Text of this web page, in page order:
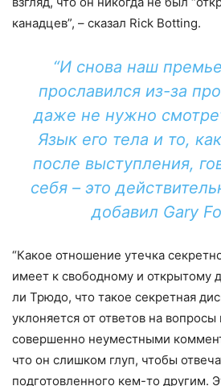
канадцев”, – сказал Rick Botting.
“И снова наш
прославился из-за
даже не нужно
Язык его тела и то,
после выступления,
себя – это
добавил Gary
“Какое отношение утечка
имеет к свободному и открытому
ли Трюдо, что такое секретная
уклоняется от ответов на вопросы
совершенно неуместными
что он слишком глуп, чтобы
подготовленного кем-то другим.